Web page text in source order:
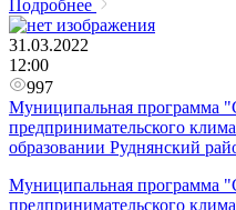
Подробнее
31.03.2022
12:00
997
Муниципальная программа
предпринимательского
образовании Руднянский
Муниципальная программа
предпринимательского